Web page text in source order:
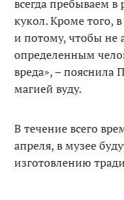
всегда пребываем
кукол. Кроме того,
и потому, чтобы не
определенным
вреда», – пояснила
магией вуду.
В течение всего
апреля, в музее
изготовлению